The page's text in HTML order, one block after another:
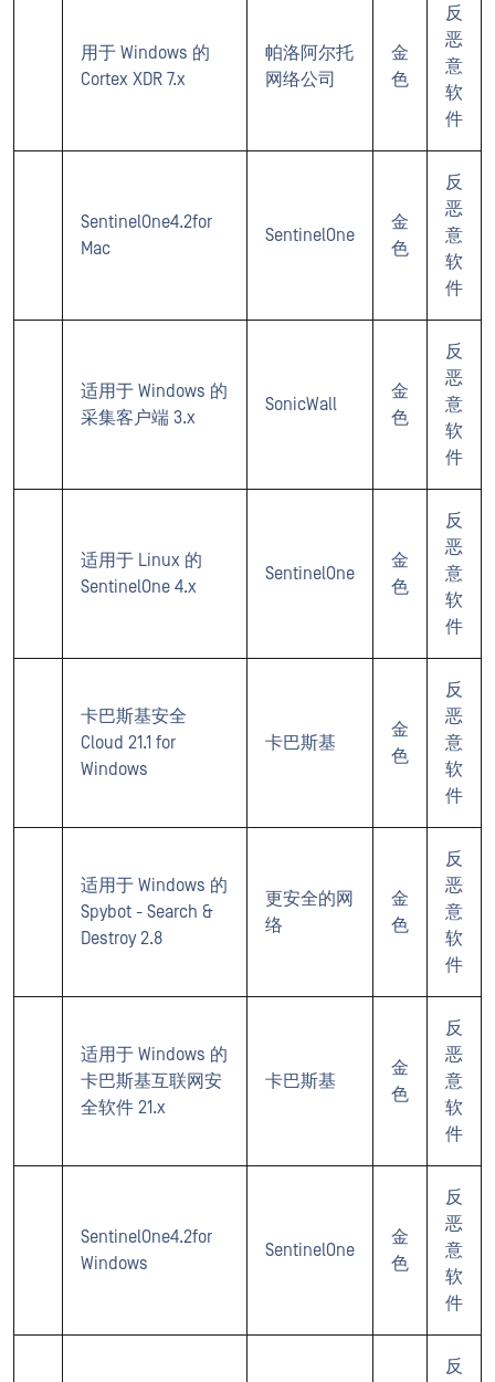
用于 Windows 的
Cortex XDR 7.x
帕洛阿尔托
网络公司
金
色
反
恶
意
软
件
SentinelOne4.2for
Mac
SentinelOne
金
色
反
恶
意
软
件
适用于 Windows 的
采集客户端 3.x
SonicWall
金
色
反
恶
意
软
件
适用于 Linux 的
SentinelOne 4.x
SentinelOne
金
色
反
恶
意
软
件
卡巴斯基安全
Cloud 21.1 for
Windows
卡巴斯基
金
色
反
恶
意
软
件
适用于 Windows 的
Spybot - Search &
Destroy 2.8
更安全的网
络
金
色
反
恶
意
软
件
适用于 Windows 的
卡巴斯基互联网安
全软件 21.x
卡巴斯基
金
色
反
恶
意
软
件
SentinelOne4.2for
Windows
SentinelOne
金
色
反
恶
意
软
件
反